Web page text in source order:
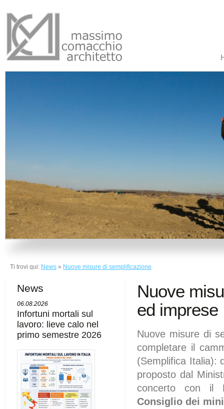
Ti trovi qui: News » Nuove misure di semplificazione
News
06.08.2026
Infortuni mortali sul
lavoro: lieve calo nel
primo semestre 2026
Nuove
ed imprese
Nuove misure di
completare il
(Semplifica Italia):
proposto dal
concerto con il
Consiglio dei